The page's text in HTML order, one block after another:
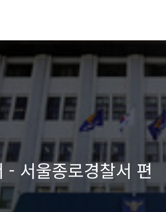
- 서울종로경찰서 편